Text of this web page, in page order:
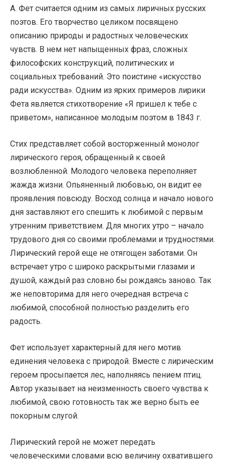
А. Фет считается одним из самых лиричных русских
поэтов. Его творчество целиком посвящено
описанию природы и радостных человеческих
чувств. В нем нет напыщенных фраз, сложных
философских конструкций, политических и
социальных требований. Это поистине «искусство
ради искусства». Одним из ярких примеров лирики
Фета является стихотворение «Я пришел к тебе с
приветом», написанное молодым поэтом в 1843 г.
Стих представляет собой восторженный монолог
лирического героя, обращенный к своей
возлюбленной. Молодого человека переполняет
жажда жизни. Опьяненный любовью, он видит ее
проявления повсюду. Восход солнца и начало нового
дня заставляют его спешить к любимой с первым
утренним приветствием. Для многих утро – начало
трудового дня со своими проблемами и трудностями.
Лирический герой еще не отягощен заботами. Он
встречает утро с широко раскрытыми глазами и
душой, каждый раз словно бы рождаясь заново. Так
же неповторима для него очередная встреча с
любимой, способной полностью разделить его
радость.
Фет использует характерный для него мотив
единения человека с природой. Вместе с лирическим
героем просыпается лес, наполняясь пением птиц.
Автор указывает на неизменность своего чувства к
любимой, свою готовность так же верно быть ее
покорным слугой.
Лирический герой не может передать
человеческими словами всю величину охватившего